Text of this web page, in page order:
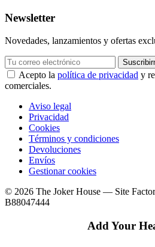
Newsletter
Novedades, lanzamientos y ofertas
Acepto la política de privacidad y
comerciales.
Aviso legal
Privacidad
Cookies
Términos y condiciones
Devoluciones
Envíos
Gestionar cookies
© 2026 The Joker House — Site
B88047444
Add Your